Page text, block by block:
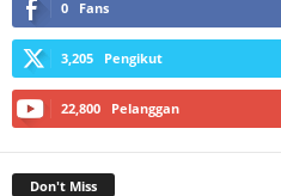
0 Fans
3,205 Pengikut
22,800 Pelanggan
Don't Miss